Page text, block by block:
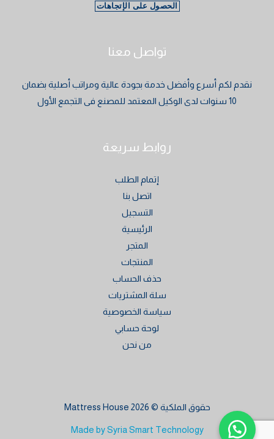
الحصول على الإتجاهات
تواصل معنا
نقدم لكم أسرع وأفضل خدمة بجودة عالية ومراتب أصلية بضمان
10 سنوات لدى الوكيل المعتمد للمصنع فى التجمع الأول
روابط سريعة
إتمام الطلب
اتصل بنا
التسجيل
الرئيسية
المتجر
المنتجات
حذف الحساب
سلة المشتريات
سياسة الخصوصية
لوحة حسابي
من نحن
حقوق الملكية © 2026 Mattress House
Made by Syria Smart Technology